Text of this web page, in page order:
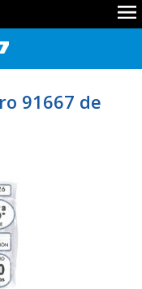
91667 de